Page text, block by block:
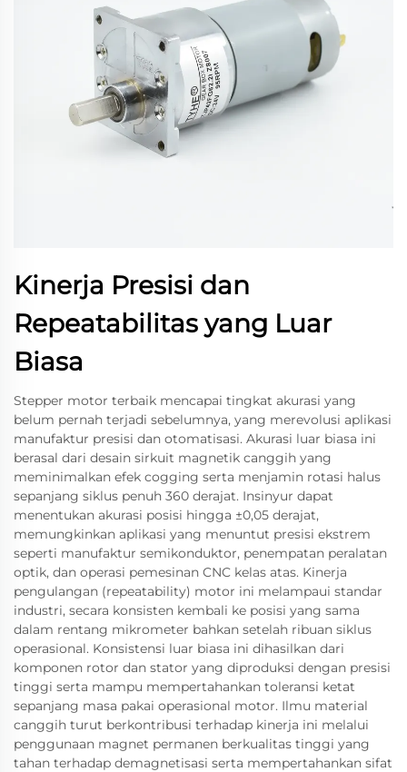
Kinerja Presisi dan
Repeatabilitas yang Luar
Biasa
Stepper motor terbaik mencapai tingkat akurasi yang
belum pernah terjadi sebelumnya, yang merevolusi aplikasi
manufaktur presisi dan otomatisasi. Akurasi luar biasa ini
berasal dari desain sirkuit magnetik canggih yang
meminimalkan efek cogging serta menjamin rotasi halus
sepanjang siklus penuh 360 derajat. Insinyur dapat
menentukan akurasi posisi hingga ±0,05 derajat,
memungkinkan aplikasi yang menuntut presisi ekstrem
seperti manufaktur semikonduktor, penempatan peralatan
optik, dan operasi pemesinan CNC kelas atas. Kinerja
pengulangan (repeatability) motor ini melampaui standar
industri, secara konsisten kembali ke posisi yang sama
dalam rentang mikrometer bahkan setelah ribuan siklus
operasional. Konsistensi luar biasa ini dihasilkan dari
komponen rotor dan stator yang diproduksi dengan presisi
tinggi serta mampu mempertahankan toleransi ketat
sepanjang masa pakai operasional motor. Ilmu material
canggih turut berkontribusi terhadap kinerja ini melalui
penggunaan magnet permanen berkualitas tinggi yang
tahan terhadap demagnetisasi serta mempertahankan sifat